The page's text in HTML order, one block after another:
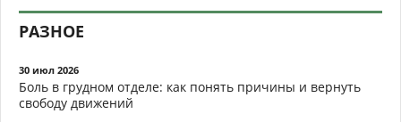
РАЗНОЕ
30 июл 2026
Боль в грудном отделе: как понять причины и вернуть
свободу движений